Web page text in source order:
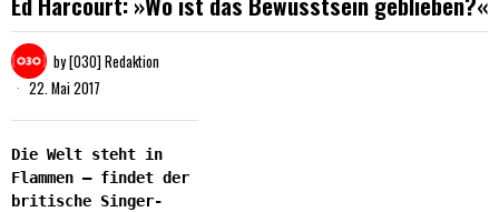
by[030] Redaktion
22. Mai 2017
Die Welt steht in
Flammen – findet der
britische Singer-